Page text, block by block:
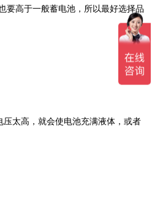
要高于一般蓄电池，所以最好选择品
太高，就会使电池充满液体，或者